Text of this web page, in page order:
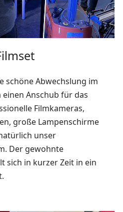
schöne Abwechslung im
Anschub für das
Filmkameras,
große Lampenschirme
unser
Der gewohnte
sich in kurzer Zeit in ein